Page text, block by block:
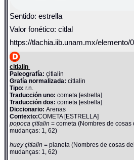
Sentido: estrella
Valor fonético: citlal
https://tlachia.iib.unam.mx/elemento/
citlalin
Paleografía: çitlalin
Grafía normalizada: citlalin
Tipo: r.n.
Traducción uno: cometa [estrella]
Traducción dos: cometa [estrella]
Diccionario:Arenas
Contexto:COMETA [ESTRELLA]
popoca çitlalin= cometa (Nombres de cosas
mudanças: 1, 62)
huey çitlalin= planeta (Nombres de cosas
mudanças: 1, 62)